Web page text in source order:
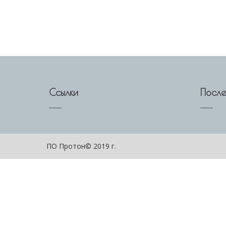
Ссылки
ПО Протон© 2019 г.